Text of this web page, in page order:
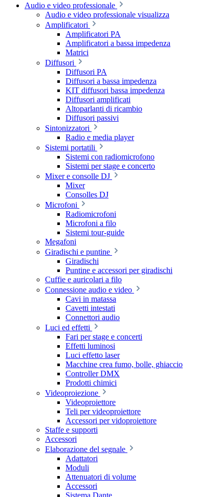
Audio e video professionale
Audio e video professionale visualizza
Amplificatori
Amplificatori PA
Amplificatori a bassa impedenza
Matrici
Diffusori
Diffusori PA
Diffusori a bassa impedenza
KIT diffusori bassa impedenza
Diffusori amplificati
Altoparlanti di ricambio
Diffusori passivi
Sintonizzatori
Radio e media player
Sistemi portatili
Sistemi con radiomicrofono
Sistemi per stage e concerto
Mixer e consolle DJ
Mixer
Consolles DJ
Microfoni
Radiomicrofoni
Microfoni a filo
Sistemi tour-guide
Megafoni
Giradischi e puntine
Giradischi
Puntine e accessori per giradischi
Cuffie e auricolari a filo
Connessione audio e video
Cavi in matassa
Cavetti intestati
Connettori audio
Luci ed effetti
Fari per stage e concerti
Effetti luminosi
Luci effetto laser
Macchine crea fumo, bolle, ghiaccio
Controller DMX
Prodotti chimici
Videoproiezione
Videoproiettore
Teli per videoproiettore
Accessori per vidoproiettore
Staffe e supporti
Accessori
Elaborazione del segnale
Adattatori
Moduli
Attenuatori di volume
Accessori
Sistema Dante